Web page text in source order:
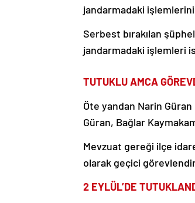
jandarmadaki
Serbest bırakılan
jandarmadaki işlemleri
TUTUKLU AMCA
Öte yandan Narin
Güran, Bağlar
Mevzuat gereği ilçe
olarak geçici
2 EYLÜL’DE